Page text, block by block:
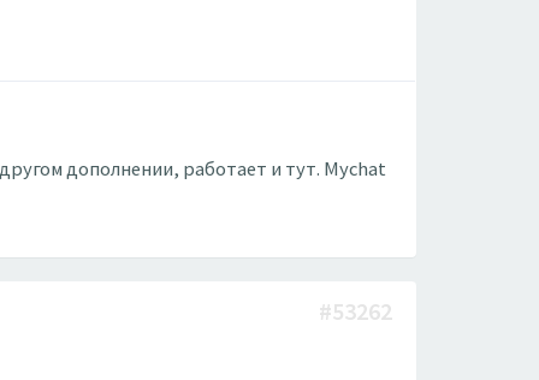
дополнении, работает и тут. Mychat
#53262